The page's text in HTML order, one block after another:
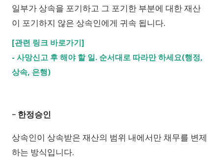
일부가 상속을 포기하고 그 포기한 부분에 대한 재산
이 포기하지 않은 상속인에게 귀속 됩니다.
[관련 링크 바로가기]
- 사망신고 후 해야 할 일. 순서대로 따라만 하세요(행정,
상속, 은행)
- 한정승인
상속인이 상속받은 재산의 범위 내에서만 채무를 변제
하는 방식입니다.